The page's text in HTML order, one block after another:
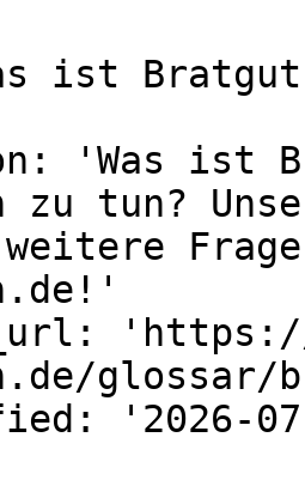
ist
'Was ist
zu tun?
'https://
glossar/
'2026-